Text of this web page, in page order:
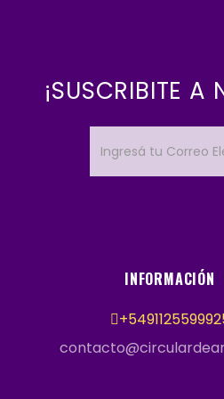
¡SUSCRIBITE A
INFORMACIÓN